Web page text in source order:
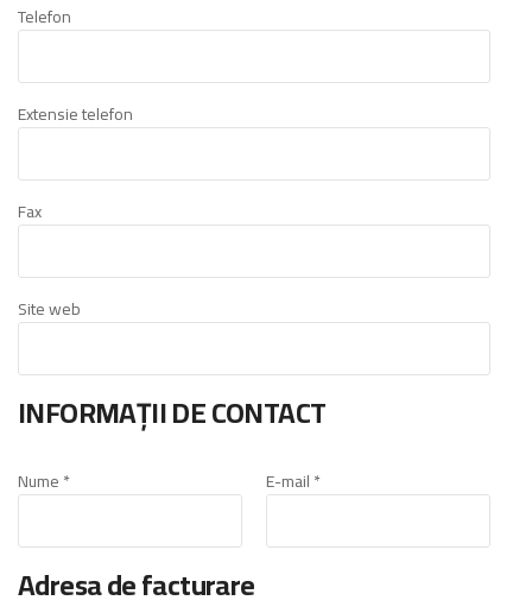
Telefon
Extensie telefon
Fax
Site web
INFORMAȚII DE CONTACT
Nume * E-mail *
Adresa de facturare